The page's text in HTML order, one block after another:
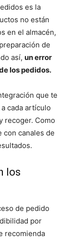
es la
no están
en el almacén,
de
así, un error
los pedidos.
que te
cada artículo
recoger. Como
con canales de
los
de pedido
por
recomienda